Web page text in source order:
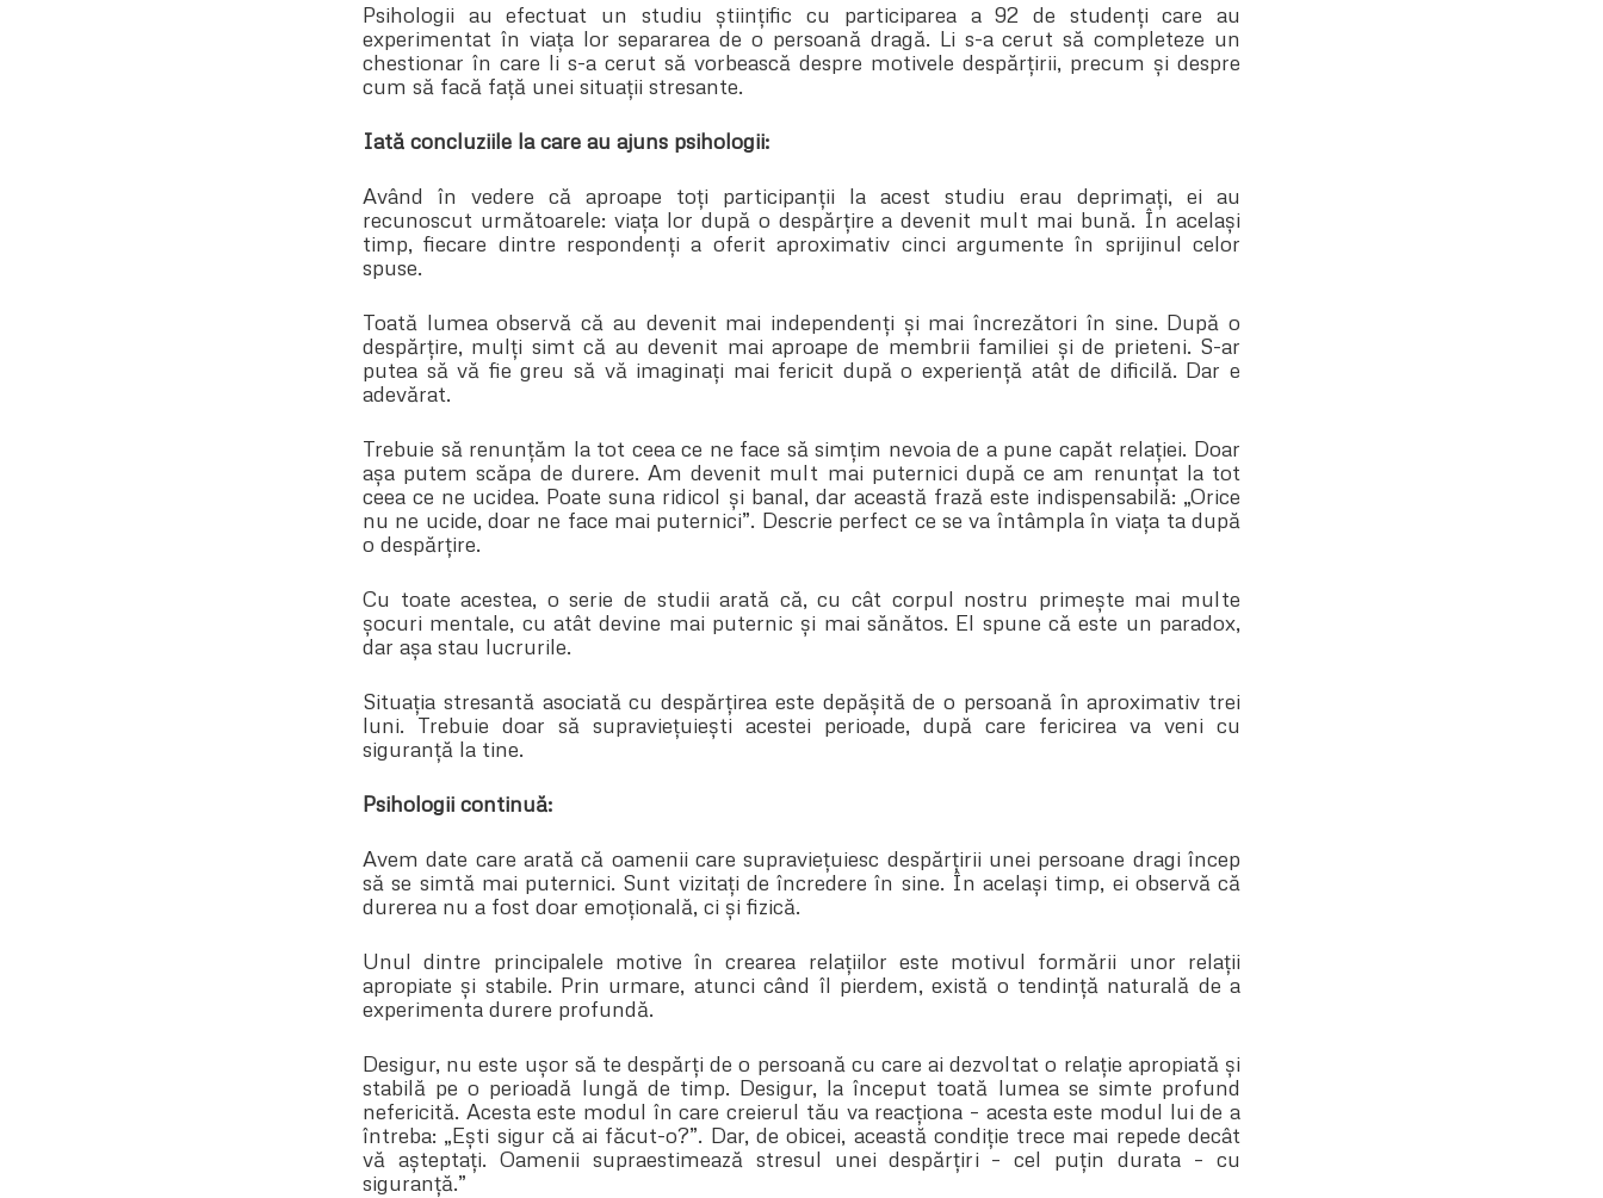
Psihologii au efectuat un studiu științific cu participarea a 92 de studenți care au
experimentat în viața lor separarea de o persoană dragă. Li s-a cerut să completeze un
chestionar în care li s-a cerut să vorbească despre motivele despărțirii, precum și despre
cum să facă față unei situații stresante.
Iată concluziile la care au ajuns psihologii:
Având în vedere că aproape toți participanții la acest studiu erau deprimați, ei au
recunoscut următoarele: viața lor după o despărțire a devenit mult mai bună. În același
timp, fiecare dintre respondenți a oferit aproximativ cinci argumente în sprijinul celor
spuse.
Toată lumea observă că au devenit mai independenți și mai încrezători în sine. După o
despărțire, mulți simt că au devenit mai aproape de membrii familiei și de prieteni. S-ar
putea să vă fie greu să vă imaginați mai fericit după o experiență atât de dificilă. Dar e
adevărat.
Trebuie să renunțăm la tot ceea ce ne face să simțim nevoia de a pune capăt relației. Doar
așa putem scăpa de durere. Am devenit mult mai puternici după ce am renunțat la tot
ceea ce ne ucidea. Poate suna ridicol și banal, dar această frază este indispensabilă: „Orice
nu ne ucide, doar ne face mai puternici”. Descrie perfect ce se va întâmpla în viața ta după
o despărțire.
Cu toate acestea, o serie de studii arată că, cu cât corpul nostru primește mai multe
șocuri mentale, cu atât devine mai puternic și mai sănătos. El spune că este un paradox,
dar așa stau lucrurile.
Situația stresantă asociată cu despărțirea este depășită de o persoană în aproximativ trei
luni. Trebuie doar să supraviețuiești acestei perioade, după care fericirea va veni cu
siguranță la tine.
Psihologii continuă:
Avem date care arată că oamenii care supraviețuiesc despărțirii unei persoane dragi încep
să se simtă mai puternici. Sunt vizitați de încredere în sine. În același timp, ei observă că
durerea nu a fost doar emoțională, ci și fizică.
Unul dintre principalele motive în crearea relațiilor este motivul formării unor relații
apropiate și stabile. Prin urmare, atunci când îl pierdem, există o tendință naturală de a
experimenta durere profundă.
Desigur, nu este ușor să te despărți de o persoană cu care ai dezvoltat o relație apropiată și
stabilă pe o perioadă lungă de timp. Desigur, la început toată lumea se simte profund
nefericită. Acesta este modul în care creierul tău va reacționa – acesta este modul lui de a
întreba: „Ești sigur că ai făcut-o?”. Dar, de obicei, această condiție trece mai repede decât
vă așteptați. Oamenii supraestimează stresul unei despărțiri – cel puțin durata – cu
siguranță.”